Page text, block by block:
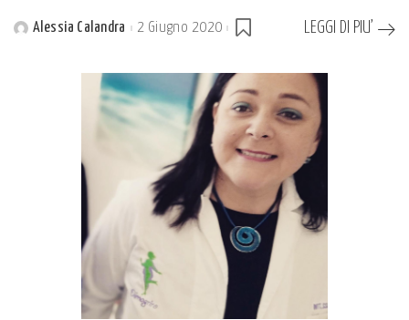
PostedAlessia Calandra 2 Giugno 2020 LEGGI DI PIU’